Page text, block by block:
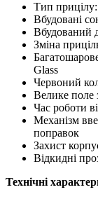
Тип
Вбудовані
Вбудований
Зміна
Glass
Червоний
Велике поле
Час роботи
Механізм
поправок
Захист
Відкидні
Технічні